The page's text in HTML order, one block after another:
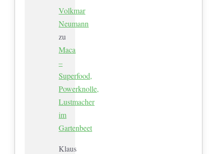
Volkmar
Neumann
zu
Maca
–
Superfood,
Powerknolle,
Lustmacher
im
Gartenbeet
Klaus